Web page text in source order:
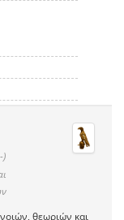
)
θεωριών και